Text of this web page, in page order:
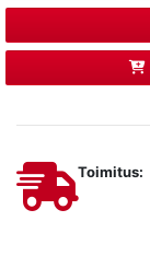
Toimitus: